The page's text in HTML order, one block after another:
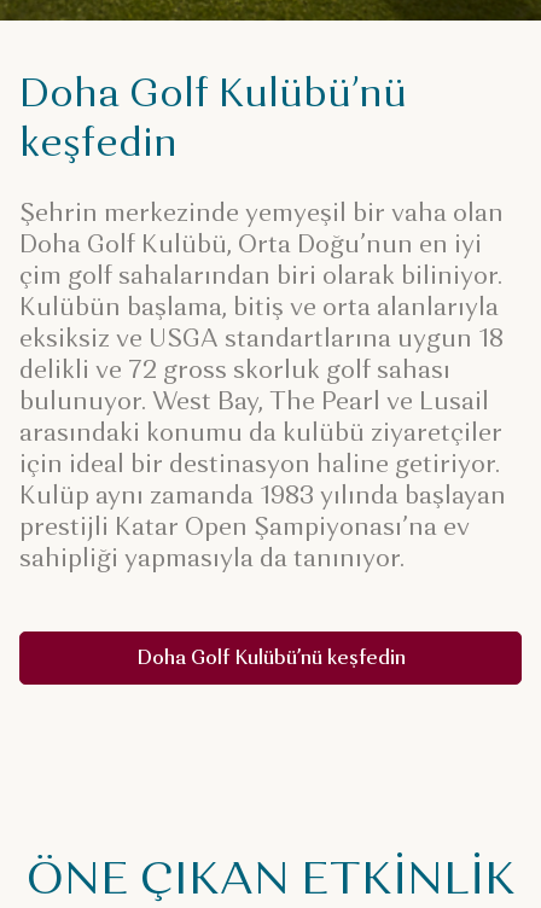
Doha Golf Kulübü’nü
keşfedin
Şehrin merkezinde yemyeşil bir vaha olan
Doha Golf Kulübü, Orta Doğu’nun en iyi
çim golf sahalarından biri olarak biliniyor.
Kulübün başlama, bitiş ve orta alanlarıyla
eksiksiz ve USGA standartlarına uygun 18
delikli ve 72 gross skorluk golf sahası
bulunuyor. West Bay, The Pearl ve Lusail
arasındaki konumu da kulübü ziyaretçiler
için ideal bir destinasyon haline getiriyor.
Kulüp aynı zamanda 1983 yılında başlayan
prestijli Katar Open Şampiyonası’na ev
sahipliği yapmasıyla da tanınıyor.
Doha Golf Kulübü’nü keşfedin
ÖNE ÇIKAN ETKİNLİK